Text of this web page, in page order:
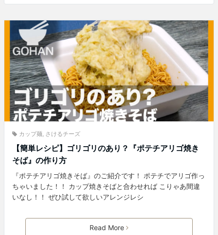
カップ麺 さけるチーズ
【簡単レシピ】ゴリゴリのあり？『ポテチアリゴ焼き
そば』の作り方
『ポテチアリゴ焼きそば』のご紹介です！ ポテチでアリゴ作っ
ちゃいました！！ カップ焼きそばと合わせれば こりゃあ間違
いなし！！ ぜひ試して欲しいアレンジレシ
Read More